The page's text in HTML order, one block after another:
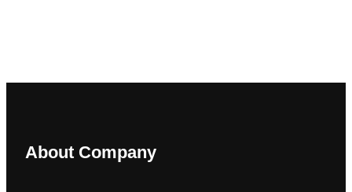
About Company